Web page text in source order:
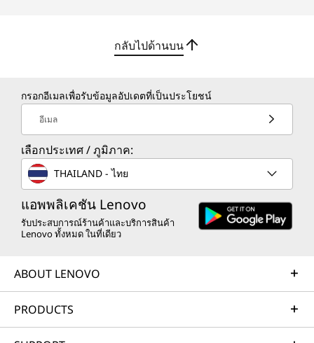
ที่ชัดเจนไม่ว่าจะเป็นการเขียน การเขียนโค้ด
หรือการแก้ไข ทุกการกดแป้นพิมพ์จะรู้สึก
สมบูรณ์แบบ
ข้อมูลจำเพาะอาจแตกต่างกันไปขึ้นอยู่กับภูมิภาคหรือรุ่น
ข้อมูลอื่น ๆ
ความปลอดภัย
SW TPM
กล้องพร้อมชัตเตอร์ความเป็นส่วนตัว
ซอฟต์แวร์ที่ติดตั้งล่วงหน้า
Dolby Atmos
Lenovo Vantage
กลับไปด้านบน
กรอกอีเมลเพื่อรับข้อมูลอัปเดตที่เป็นประโยชน์
อีเมล
เลือกประเทศ / ภูมิภาค:
THAILAND - ไทย
แอพพลิเคชัน Lenovo
รับประสบการณ์ร้านค้าและบริการสินค้า
Lenovo ทั้งหมด ในที่เดียว
ABOUT LENOVO
PRODUCTS